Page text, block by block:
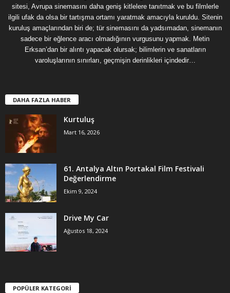
sitesi, Avrupa sinemasını daha geniş kitlelere tanıtmak ve bu filmlerle
ilgili ufak da olsa bir tartışma ortamı yaratmak amacıyla kuruldu. Sitenin
kuruluş amaçlarından biri de; tür sinemasını da yadsımadan, sinemanın
sadece bir eğlence aracı olmadığının vurgusunu yapmak. Metin
Erksan’dan bir alıntı yapacak olursak; bilimlerin ve sanatların
varoluşlarının sınırları, geçmişin derinlikleri içindedir…
DAHA FAZLA HABER
Kurtuluş
Mart 16, 2026
61. Antalya Altın Portakal Film Festivali
Değerlendirme
Ekim 9, 2024
Drive My Car
Ağustos 18, 2024
POPÜLER KATEGORİ